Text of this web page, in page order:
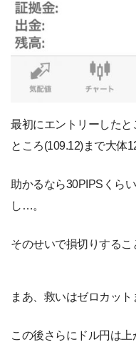
最初にエントリーしたと
ところ(109.12)まで大体
助かるなら30PIPSくら
し…。
そのせいで損切りするこ
まあ、救いはゼロカット
この後さらにドル円は